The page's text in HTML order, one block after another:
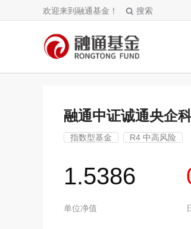
欢迎来到融通基金！ 搜索
融通中证诚通央企
指数型基金 R4 中高风险
1.5386
单位净值